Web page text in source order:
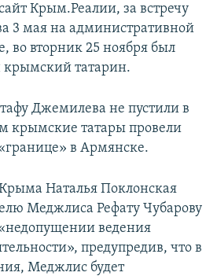
Крым.Реалии, за встречу
3 мая на административной
во вторник 25 ноября был
татарин.
Джемилева не пустили в
крымские татары провели
в Армянске.
Наталья Поклонская
Меджлиса Рефату Чубарову
ведения
предупредив, что в
Меджлис будет